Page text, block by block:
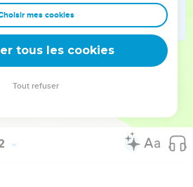
et Yochavia, fils d’Elnaam.
Metsobaya.
1978, avec autorisation. Pour vous procurer
mes cookies
tous les cookies
Tout refuser